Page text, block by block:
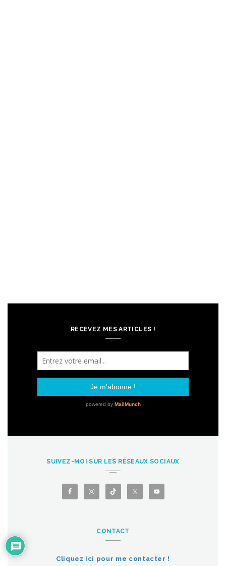
RECEVEZ MES ARTICLES !
SUIVEZ-MOI SUR LES RÉSEAUX SOCIAUX
CONTACT
Cliquez ici pour me contacter !